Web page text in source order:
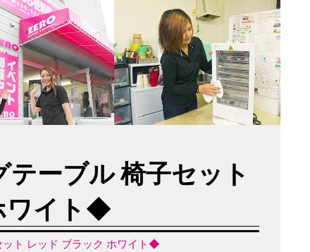
ーブル 椅子セット
ワイト◆
ト レッド ブラック ホワイト◆